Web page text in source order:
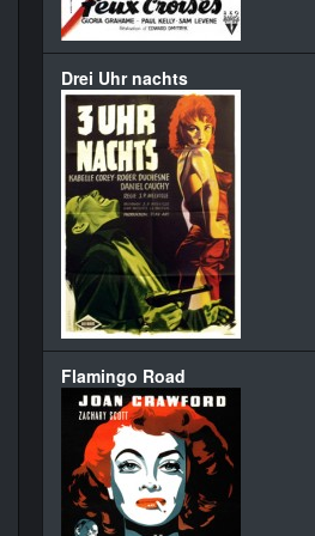
Drei Uhr nachts
Flamingo Road